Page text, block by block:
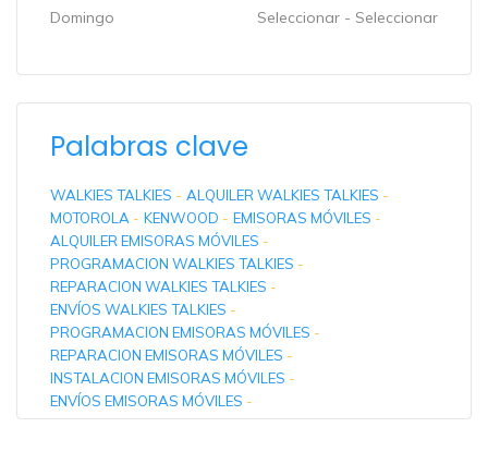
Domingo Seleccionar - Seleccionar
Palabras clave
WALKIES TALKIES - ALQUILER WALKIES TALKIES -
MOTOROLA - KENWOOD - EMISORAS MÓVILES -
ALQUILER EMISORAS MÓVILES -
PROGRAMACION WALKIES TALKIES -
REPARACION WALKIES TALKIES -
ENVÍOS WALKIES TALKIES -
PROGRAMACION EMISORAS MÓVILES -
REPARACION EMISORAS MÓVILES -
INSTALACION EMISORAS MÓVILES -
ENVÍOS EMISORAS MÓVILES -